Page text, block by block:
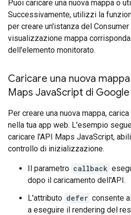
Puoi caricare una nuova mappa o
Successivamente, utilizzi la
per creare un'istanza del
visualizzazione mappa
dell'elemento monitorato.
Caricare una nuova
Maps JavaScript di Google
Per creare una nuova mappa,
nella tua app web. L'esempio
caricare l'API Maps JavaScript,
controllo di inizializzazione.
Il parametro callback
dopo il caricamento dell'API.
L'attributo defer consente
a eseguire il rendering del